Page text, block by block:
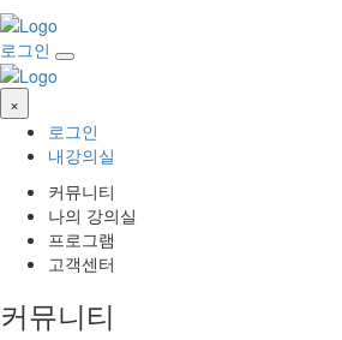
로그인
×
로그인
내강의실
커뮤니티
나의 강의실
프로그램
고객센터
커뮤니티